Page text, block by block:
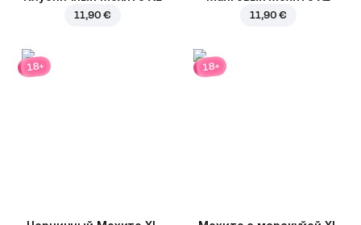
11,90 € 11,90 €
18+ 18+